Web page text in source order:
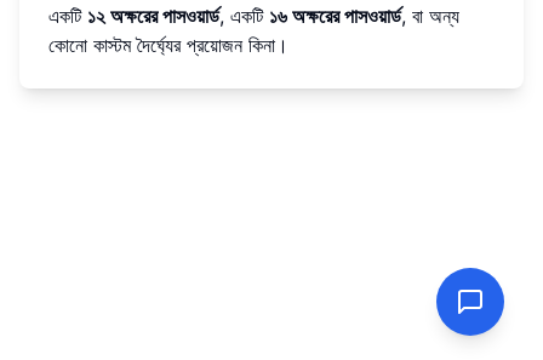
একটি ১২ অক্ষরের পাসওয়ার্ড, একটি ১৬ অক্ষরের পাসওয়ার্ড, বা অন্য
কোনো কাস্টম দৈর্ঘ্যের প্রয়োজন কিনা।